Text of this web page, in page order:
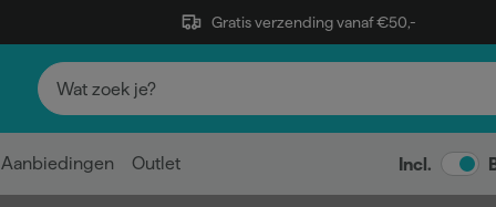
Gratis verzending vanaf €50,-
Aanbiedingen Outlet Incl.